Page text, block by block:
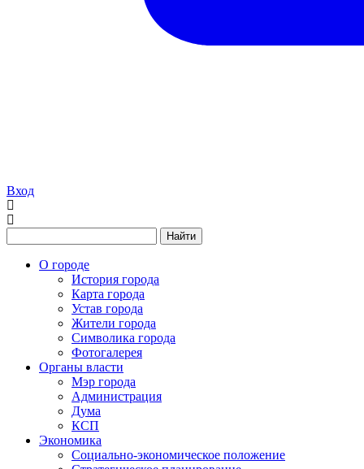
Вход
Найти
О городе
История города
Карта города
Устав города
Жители города
Символика города
Фотогалерея
Органы власти
Мэр города
Администрация
Дума
КСП
Экономика
Социально-экономическое положение